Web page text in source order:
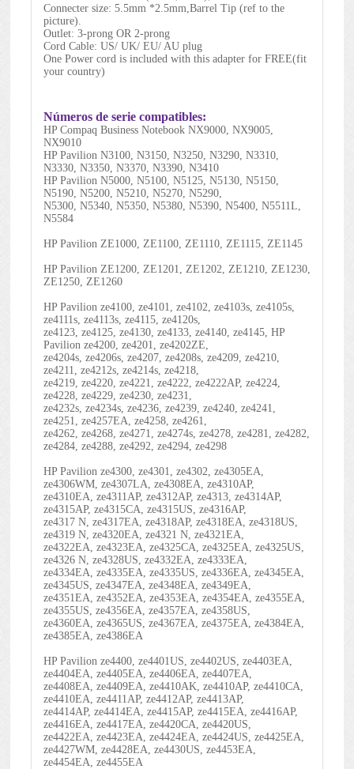
Connecter size: 5.5mm *2.5mm,Barrel Tip (ref to the
picture).
Outlet: 3-prong OR 2-prong
Cord Cable: US/ UK/ EU/ AU plug
One Power cord is included with this adapter for FREE(fit
your country)
Números de serie compatibles:
HP Compaq Business Notebook NX9000, NX9005,
NX9010
HP Pavilion N3100, N3150, N3250, N3290, N3310,
N3330, N3350, N3370, N3390, N3410
HP Pavilion N5000, N5100, N5125, N5130, N5150,
N5190, N5200, N5210, N5270, N5290,
N5300, N5340, N5350, N5380, N5390, N5400, N5511L,
N5584
HP Pavilion ZE1000, ZE1100, ZE1110, ZE1115, ZE1145
HP Pavilion ZE1200, ZE1201, ZE1202, ZE1210, ZE1230,
ZE1250, ZE1260
HP Pavilion ze4100, ze4101, ze4102, ze4103s, ze4105s,
ze4111s, ze4113s, ze4115, ze4120s,
ze4123, ze4125, ze4130, ze4133, ze4140, ze4145, HP
Pavilion ze4200, ze4201, ze4202ZE,
ze4204s, ze4206s, ze4207, ze4208s, ze4209, ze4210,
ze4211, ze4212s, ze4214s, ze4218,
ze4219, ze4220, ze4221, ze4222, ze4222AP, ze4224,
ze4228, ze4229, ze4230, ze4231,
ze4232s, ze4234s, ze4236, ze4239, ze4240, ze4241,
ze4251, ze4257EA, ze4258, ze4261,
ze4262, ze4268, ze4271, ze4274s, ze4278, ze4281, ze4282,
ze4284, ze4288, ze4292, ze4294, ze4298
HP Pavilion ze4300, ze4301, ze4302, ze4305EA,
ze4306WM, ze4307LA, ze4308EA, ze4310AP,
ze4310EA, ze4311AP, ze4312AP, ze4313, ze4314AP,
ze4315AP, ze4315CA, ze4315US, ze4316AP,
ze4317 N, ze4317EA, ze4318AP, ze4318EA, ze4318US,
ze4319 N, ze4320EA, ze4321 N, ze4321EA,
ze4322EA, ze4323EA, ze4325CA, ze4325EA, ze4325US,
ze4326 N, ze4328US, ze4332EA, ze4333EA,
ze4334EA, ze4335EA, ze4335US, ze4336EA, ze4345EA,
ze4345US, ze4347EA, ze4348EA, ze4349EA,
ze4351EA, ze4352EA, ze4353EA, ze4354EA, ze4355EA,
ze4355US, ze4356EA, ze4357EA, ze4358US,
ze4360EA, ze4365US, ze4367EA, ze4375EA, ze4384EA,
ze4385EA, ze4386EA
HP Pavilion ze4400, ze4401US, ze4402US, ze4403EA,
ze4404EA, ze4405EA, ze4406EA, ze4407EA,
ze4408EA, ze4409EA, ze4410AK, ze4410AP, ze4410CA,
ze4410EA, ze4411AP, ze4412AP, ze4413AP,
ze4414AP, ze4414EA, ze4415AP, ze4415EA, ze4416AP,
ze4416EA, ze4417EA, ze4420CA, ze4420US,
ze4422EA, ze4423EA, ze4424EA, ze4424US, ze4425EA,
ze4427WM, ze4428EA, ze4430US, ze4453EA,
ze4454EA, ze4455EA